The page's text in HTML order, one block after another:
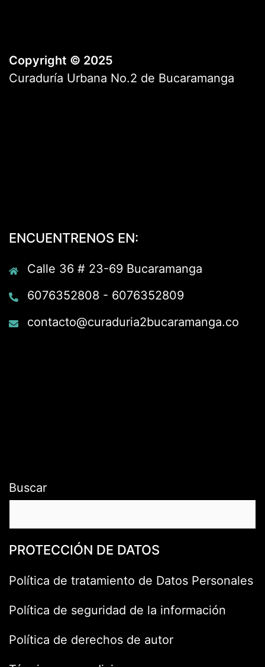
Copyright © 2025
Curaduría Urbana No.2 de Bucaramanga
ENCUENTRENOS EN:
Calle 36 # 23-69 Bucaramanga
6076352808 - 6076352809
contacto@curaduria2bucaramanga.co
Buscar
PROTECCIÓN DE DATOS
Política de tratamiento de Datos Personales
Política de seguridad de la información
Política de derechos de autor